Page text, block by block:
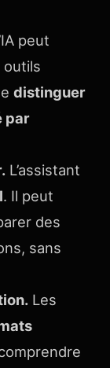
peut
outils
distinguer
par
L’assistant
. Il peut
des
sans
Les